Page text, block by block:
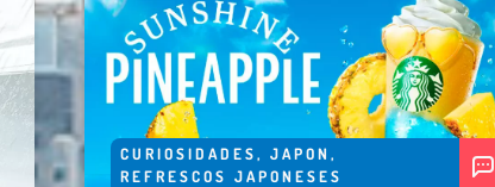
CURIOSIDADES, JAPON ,
REFRESCOS JAPONESES